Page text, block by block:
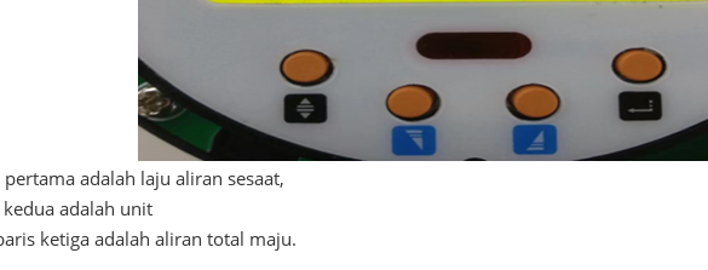
adalah laju aliran sesaat,
adalah unit
ketiga adalah aliran total maju.